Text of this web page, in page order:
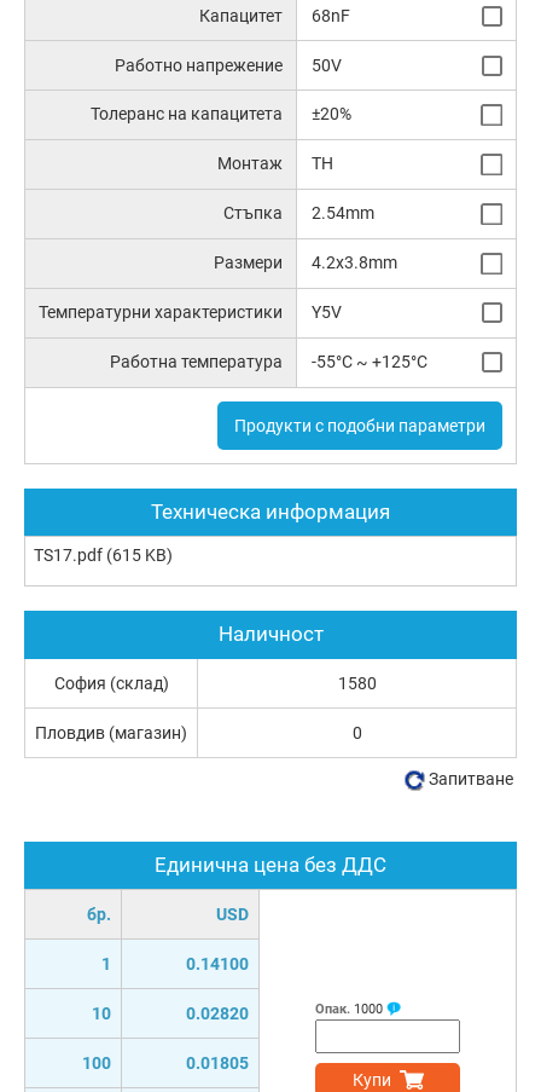
Капацитет 68nF
Работно напрежение 50V
Толеранс на капацитета ±20%
Монтаж TH
Стъпка 2.54mm
Размери 4.2x3.8mm
Температурни характеристики Y5V
Работна температура -55°C ~ +125°C
Продукти с подобни параметри
Техническа информация
TS17.pdf (615 KB)
Единична цена без ДДС
бр. USD
1 0.14100
10 0.02820
100 0.01805
Опак. 1000
Купи
Наличност
София (склад) 1580
Пловдив (магазин) 0
Запитване